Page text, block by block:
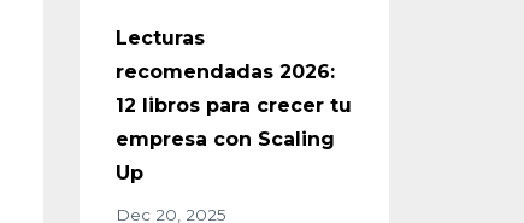
Lecturas
recomendadas 2026:
12 libros para crecer tu
empresa con Scaling
Up
Dec 20, 2025